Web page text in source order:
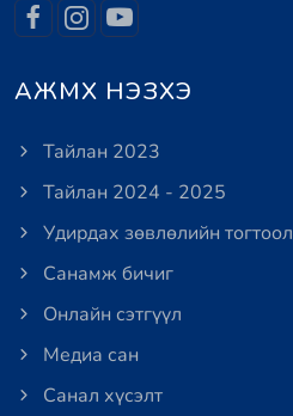
АЖМХ НЭЗХЭ
Тайлан 2023
Тайлан 2024 - 2025
Удирдах зөвлөлийн тогтоол
Санамж бичиг
Онлайн сэтгүүл
Медиа сан
Санал хүсэлт